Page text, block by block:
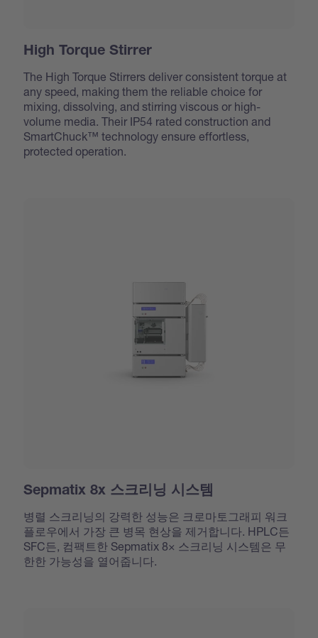
High Torque Stirrer
The High Torque Stirrers deliver consistent torque at
any speed, making them the reliable choice for
mixing, dissolving, and stirring viscous or high-
volume media. Their IP54 rated construction and
SmartChuck™ technology ensure effortless,
protected operation.
Sepmatix 8x 스크리닝 시스템
병렬 스크리닝의 강력한 성능은 크로마토그래피 워크
플로우에서 가장 큰 병목 현상을 제거합니다. HPLC든
SFC든, 컴팩트한 Sepmatix 8× 스크리닝 시스템은 무
한한 가능성을 열어줍니다.